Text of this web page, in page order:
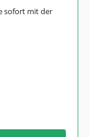
sofort mit der